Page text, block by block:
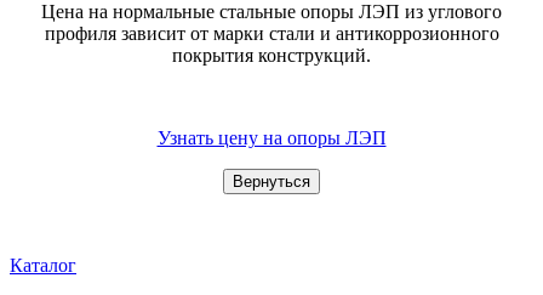
Цена на нормальные стальные опоры ЛЭП из углового
профиля зависит от марки стали и антикоррозионного
покрытия конструкций.
Узнать цену на опоры ЛЭП
Каталог